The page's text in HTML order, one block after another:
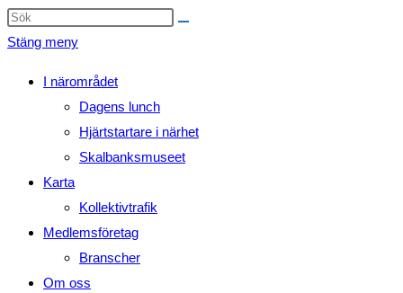
Stäng meny
I närområdet
Dagens lunch
Hjärtstartare i närhet
Skalbanksmuseet
Karta
Kollektivtrafik
Medlemsföretag
Branscher
Om oss